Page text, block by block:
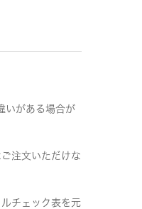
いがある場合が
注文いただけな
チェック表を元